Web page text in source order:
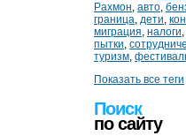
Рахмон, авто,
граница, дети,
миграция, налоги,
пытки,
туризм,
Показать все теги
Поиск
по сайту